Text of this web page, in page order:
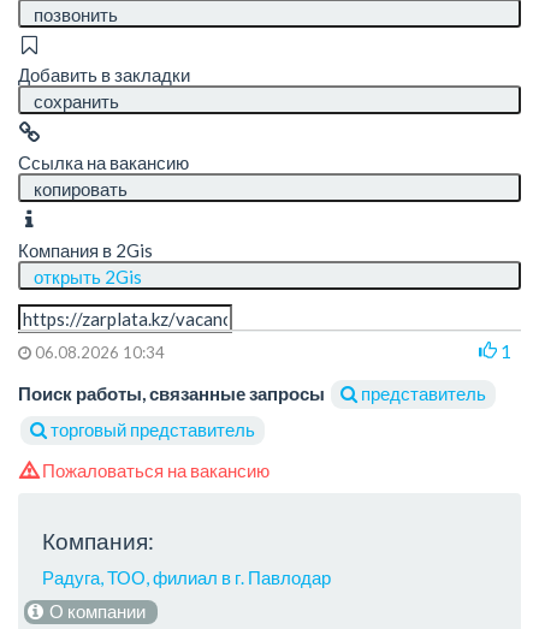
позвонить
Добавить в закладки
сохранить
Ссылка на вакансию
копировать
Компания в 2Gis
открыть 2Gis
06.08.2026 10:34
1
Поиск работы, связанные запросы
представитель
торговый представитель
Пожаловаться на вакансию
Компания:
Радуга, ТОО, филиал в г. Павлодар
О компании